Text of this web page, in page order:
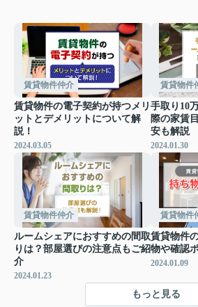
賃貸物件仲介
賃貸物件の電子契約が持つメリ
ットとデメリットについて解
説！
2024.03.05
賃貸物件
手取り10
際の家賃
安も解説
2024.01.30
賃貸物件仲介
ルームシェアにおすすめの間取
りは？部屋選びの注意点もご紹
介
2024.01.23
賃貸物件
賃貸物件
物や確認
2024.01.09
もっと見る